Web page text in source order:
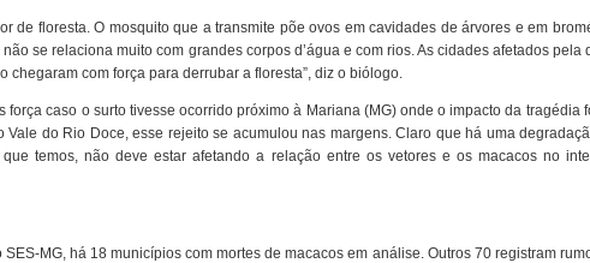
de floresta. O mosquito que a transmite põe ovos em cavidades de árvores e em
se relaciona muito com grandes corpos d’água e com rios. As cidades afetados pela
com força para derrubar a floresta”, diz o biólogo.
força caso o surto tivesse ocorrido próximo à Mariana (MG) onde o impacto da tragédia
Vale do Rio Doce, esse rejeito se acumulou nas margens. Claro que há uma
temos, não deve estar afetando a relação entre os vetores e os macacos no
MG, há 18 municípios com mortes de macacos em análise. Outros 70 registram